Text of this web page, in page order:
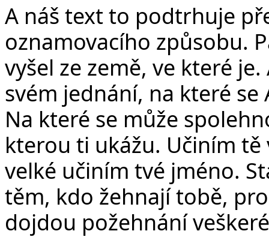
A náš text to podtrhuje
oznamovacího způsobu.
vyšel ze země, ve které
svém jednání, na které
Na které se může
kterou ti ukážu. Učiním
velké učiním tvé jméno.
těm, kdo žehnají tobě,
dojdou požehnání